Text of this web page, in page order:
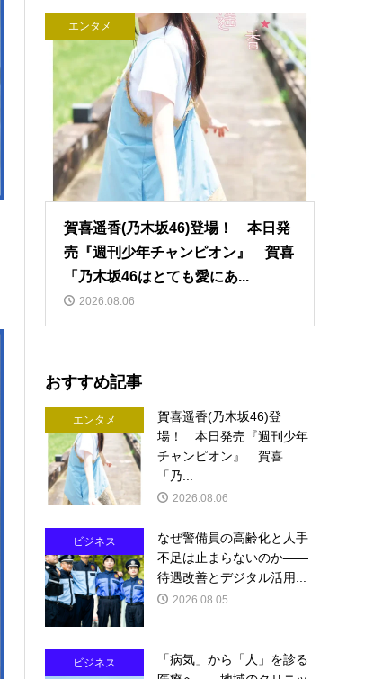
エンタメ
賀喜遥香(乃木坂46)登場！ 本日発
売『週刊少年チャンピオン』 賀喜
「乃木坂46はとても愛にあ...
2026.08.06
おすすめ記事
エンタメ
賀喜遥香(乃木坂46)登
場！ 本日発売『週刊少年
チャンピオン』 賀喜
「乃...
2026.08.06
ビジネス
なぜ警備員の高齢化と人手
不足は止まらないのか――
待遇改善とデジタル活用...
2026.08.05
ビジネス
「病気」から「人」を診る